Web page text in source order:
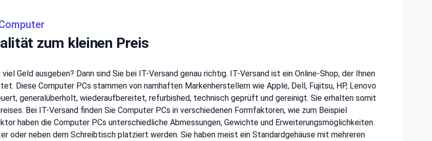
zum kleinen Preis
Geld ausgeben? Dann sind Sie bei IT-Versand genau richtig. IT-Versand ist ein Online-Shop, der Ihnen
Diese Computer PCs stammen von namhaften Markenherstellern wie Apple, Dell, Fujitsu, HP, Lenovo
generalüberholt, wiederaufbereitet, refurbished, technisch geprüft und gereinigt. Sie erhalten somit
Bei IT-Versand finden Sie Computer PCs in verschiedenen Formfaktoren, wie zum Beispiel
haben die Computer PCs unterschiedliche Abmessungen, Gewichte und Erweiterungsmöglichkeiten.
oder neben dem Schreibtisch platziert werden. Sie haben meist ein Standardgehäuse mit mehreren